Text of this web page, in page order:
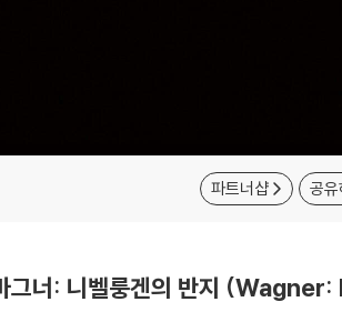
파트너샵 공유
너: 니벨룽겐의 반지